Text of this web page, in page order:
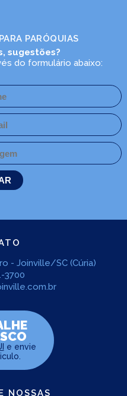
PARÓQUIAS
sugestões?
do formulário abaixo:
- Joinville/SC (Cúria)
3700
e envie
NOSSAS